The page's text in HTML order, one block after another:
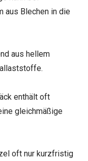
aus Blechen in die
aus hellem
enthält oft
gleichmäßige
oft nur kurzfristig